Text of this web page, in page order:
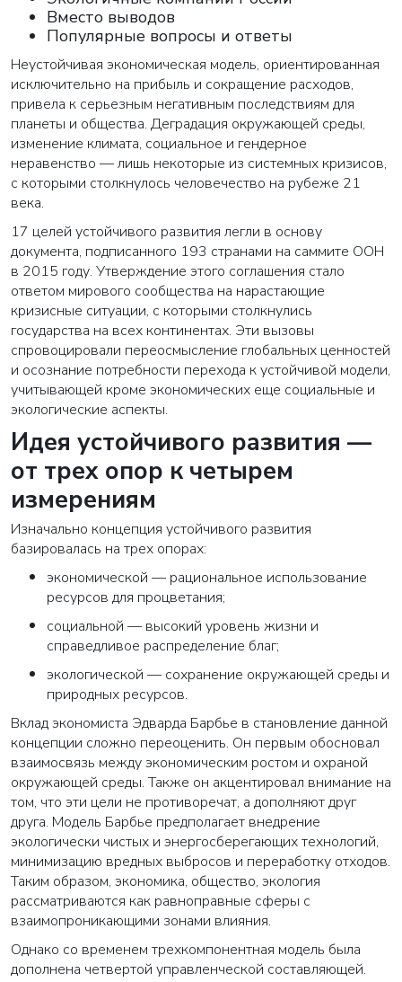
Вместо выводов
Популярные вопросы и ответы
Неустойчивая экономическая модель, ориентированная
исключительно на прибыль и сокращение расходов,
привела к серьезным негативным последствиям для
планеты и общества. Деградация окружающей среды,
изменение климата, социальное и гендерное
неравенство — лишь некоторые из системных кризисов,
с которыми столкнулось человечество на рубеже 21
века.
17 целей устойчивого развития легли в основу
документа, подписанного 193 странами на саммите ООН
в 2015 году. Утверждение этого соглашения стало
ответом мирового сообщества на нарастающие
кризисные ситуации, с которыми столкнулись
государства на всех континентах. Эти вызовы
спровоцировали переосмысление глобальных ценностей
и осознание потребности перехода к устойчивой модели,
учитывающей кроме экономических еще социальные и
экологические аспекты.
Идея устойчивого развития —
от трех опор к четырем
измерениям
Изначально концепция устойчивого развития
базировалась на трех опорах:
экономической — рациональное использование
ресурсов для процветания;
социальной — высокий уровень жизни и
справедливое распределение благ;
экологической — сохранение окружающей среды и
природных ресурсов.
Вклад экономиста Эдварда Барбье в становление данной
концепции сложно переоценить. Он первым обосновал
взаимосвязь между экономическим ростом и охраной
окружающей среды. Также он акцентировал внимание на
том, что эти цели не противоречат, а дополняют друг
друга. Модель Барбье предполагает внедрение
экологически чистых и энергосберегающих технологий,
минимизацию вредных выбросов и переработку отходов.
Таким образом, экономика, общество, экология
рассматриваются как равноправные сферы с
взаимопроникающими зонами влияния.
Однако со временем трехкомпонентная модель была
дополнена четвертой управленческой составляющей.